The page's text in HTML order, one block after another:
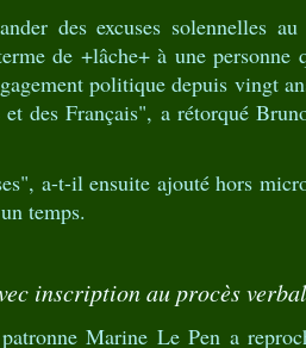
des excuses solennelles
de +lâche+ à une
politique depuis vingt
des Français", a rétorqué
a-t-il ensuite ajouté hors
temps.
inscription au procès verbal
Marine Le Pen a